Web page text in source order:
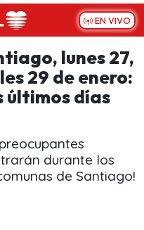
EN VIVO
lunes 27,
29 de enero:
últimos días
durante los
de Santiago!